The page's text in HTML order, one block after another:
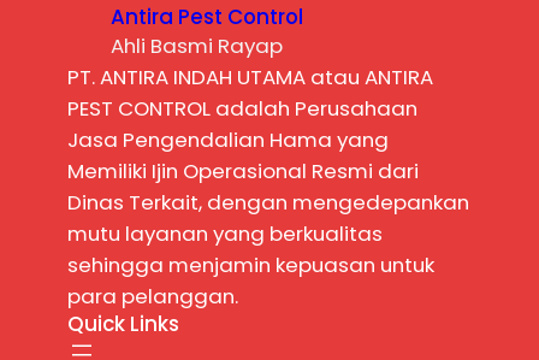
Antira Pest Control
Ahli Basmi Rayap
PT. ANTIRA INDAH UTAMA atau ANTIRA
PEST CONTROL adalah Perusahaan
Jasa Pengendalian Hama yang
Memiliki Ijin Operasional Resmi dari
Dinas Terkait, dengan mengedepankan
mutu layanan yang berkualitas
sehingga menjamin kepuasan untuk
para pelanggan.
Quick Links